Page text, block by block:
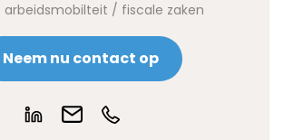
arbeidsmobilteit / fiscale zaken
Neem nu contact op